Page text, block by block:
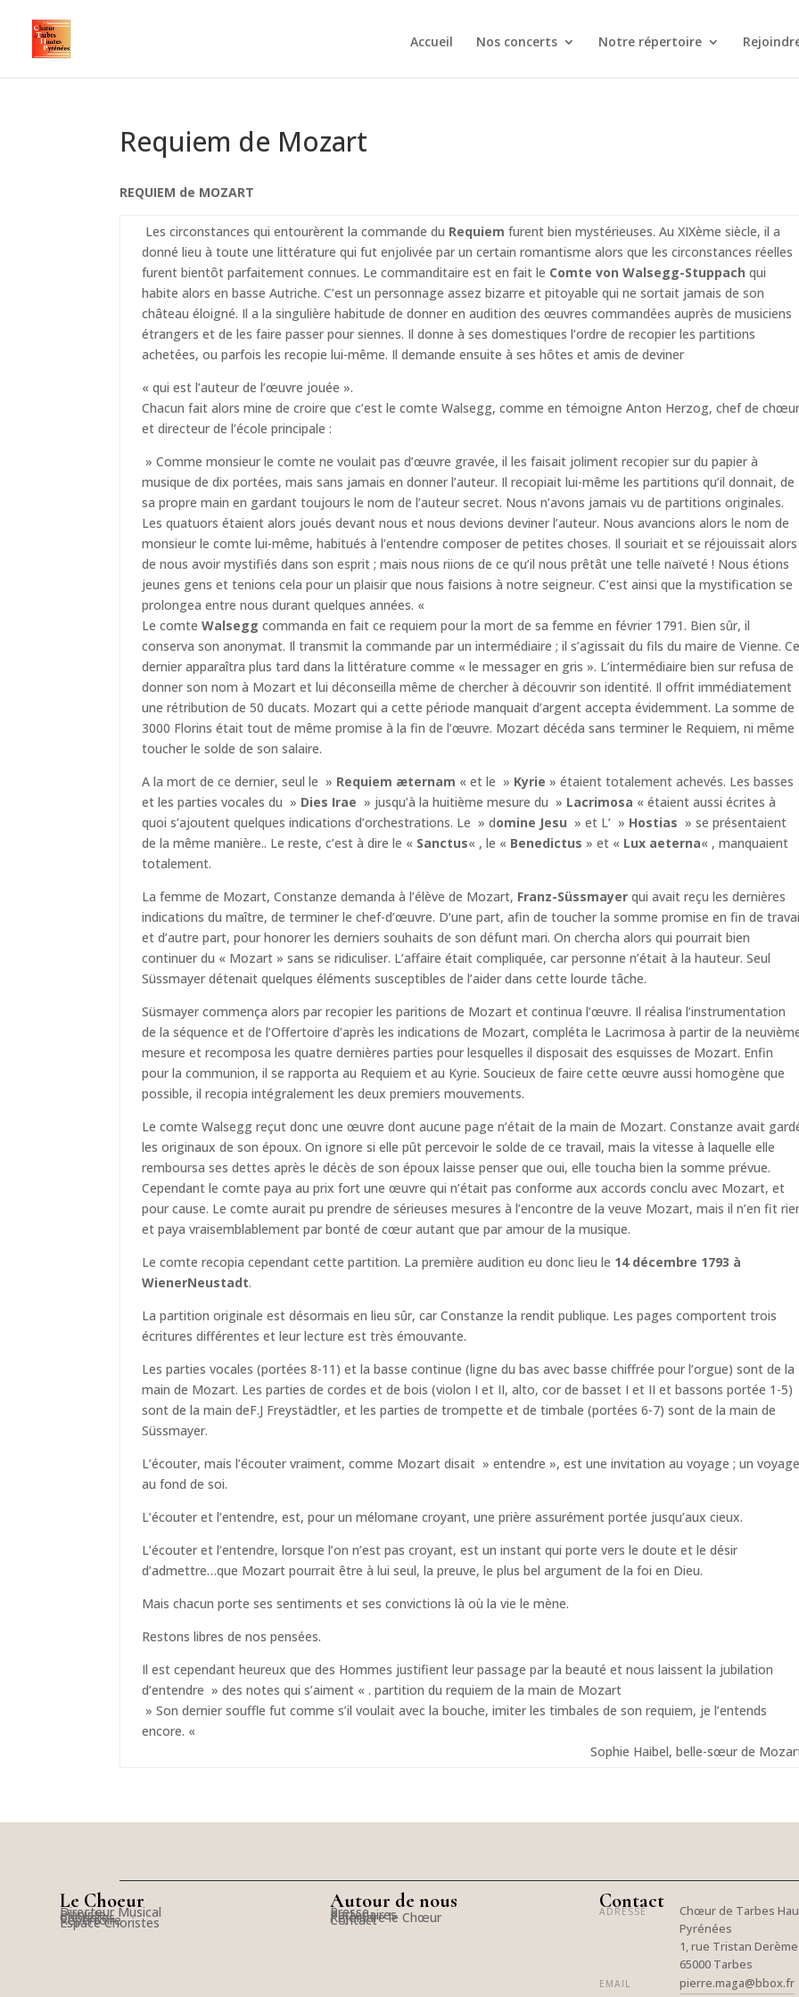
Accueil Nos concerts Notre répertoire
Requiem de Mozart
REQUIEM de MOZART
Les circonstances qui entourèrent la commande du Requiem furent bien mystérieuses. Au XIXème siècle, il a
donné lieu à toute une littérature qui fut enjolivée par un certain romantisme alors que les circonstances réelles
furent bientôt parfaitement connues. Le commanditaire est en fait le Comte von Walsegg-Stuppach qui
habite alors en basse Autriche. C’est un personnage assez bizarre et pitoyable qui ne sortait jamais de son
château éloigné. Il a la singulière habitude de donner en audition des œuvres commandées auprès de musiciens
étrangers et de les faire passer pour siennes. Il donne à ses domestiques l’ordre de recopier les partitions
achetées, ou parfois les recopie lui-même. Il demande ensuite à ses hôtes et amis de deviner
« qui est l’auteur de l’œuvre jouée ».
Chacun fait alors mine de croire que c’est le comte Walsegg, comme en témoigne Anton Herzog, chef de
et directeur de l’école principale :
» Comme monsieur le comte ne voulait pas d’œuvre gravée, il les faisait joliment recopier sur du papier à
musique de dix portées, mais sans jamais en donner l’auteur. Il recopiait lui-même les partitions qu’il donnait, de
sa propre main en gardant toujours le nom de l’auteur secret. Nous n’avons jamais vu de partitions originales.
Les quatuors étaient alors joués devant nous et nous devions deviner l’auteur. Nous avancions alors le nom de
monsieur le comte lui-même, habitués à l’entendre composer de petites choses. Il souriait et se réjouissait alors
de nous avoir mystifiés dans son esprit ; mais nous riions de ce qu’il nous prêtât une telle naïveté ! Nous étions
jeunes gens et tenions cela pour un plaisir que nous faisions à notre seigneur. C’est ainsi que la mystification se
prolongea entre nous durant quelques années. «
Le comteWalsegg commanda en fait ce requiem pour la mort de sa femme en février 1791. Bien sûr, il
conserva son anonymat. Il transmit la commande par un intermédiaire ; il s’agissait du fils du maire de Vienne.
dernier apparaîtra plus tard dans la littérature comme « le messager en gris ». L’intermédiaire bien sur refusa de
donner son nom à Mozart et lui déconseilla même de chercher à découvrir son identité. Il offrit immédiatement
une rétribution de 50 ducats. Mozart qui a cette période manquait d’argent accepta évidemment. La somme de
3000 Florins était tout de même promise à la fin de l’œuvre. Mozart décéda sans terminer le Requiem, ni même
toucher le solde de son salaire.
A la mort de ce dernier, seul le » Requiem æternam « et le » Kyrie » étaient totalement achevés. Les basses
et les parties vocales du » Dies Irae » jusqu’à la huitième mesure du » Lacrimosa « étaient aussi écrites à
quoi s’ajoutent quelques indications d’orchestrations. Le » domine Jesu » et L’ » Hostias » se présentaient
de la même manière.. Le reste, c’est à dire le « Sanctus« , le « Benedictus » et « Lux aeterna« , manquaient
totalement.
La femme de Mozart, Constanze demanda à l’élève de Mozart, Franz-Süssmayer qui avait reçu les dernières
indications du maître, de terminer le chef-d’œuvre. D’une part, afin de toucher la somme promise en fin de
et d’autre part, pour honorer les derniers souhaits de son défunt mari. On chercha alors qui pourrait bien
continuer du « Mozart » sans se ridiculiser. L’affaire était compliquée, car personne n’était à la hauteur. Seul
Süssmayer détenait quelques éléments susceptibles de l’aider dans cette lourde tâche.
Süsmayer commença alors par recopier les paritions de Mozart et continua l’œuvre. Il réalisa l’instrumentation
de la séquence et de l’Offertoire d’après les indications de Mozart, compléta le Lacrimosa à partir de la
mesure et recomposa les quatre dernières parties pour lesquelles il disposait des esquisses de Mozart. Enfin
pour la communion, il se rapporta au Requiem et au Kyrie. Soucieux de faire cette œuvre aussi homogène que
possible, il recopia intégralement les deux premiers mouvements.
Le comte Walsegg reçut donc une œuvre dont aucune page n’était de la main de Mozart. Constanze avait
les originaux de son époux. On ignore si elle pût percevoir le solde de ce travail, mais la vitesse à laquelle elle
remboursa ses dettes après le décès de son époux laisse penser que oui, elle toucha bien la somme prévue.
Cependant le comte paya au prix fort une œuvre qui n’était pas conforme aux accords conclu avec Mozart, et
pour cause. Le comte aurait pu prendre de sérieuses mesures à l’encontre de la veuve Mozart, mais il n’en fit
et paya vraisemblablement par bonté de cœur autant que par amour de la musique.
Le comte recopia cependant cette partition. La première audition eu donc lieu le 14 décembre 1793 à
WienerNeustadt.
La partition originale est désormais en lieu sûr, car Constanze la rendit publique. Les pages comportent trois
écritures différentes et leur lecture est très émouvante.
Les parties vocales (portées 8-11) et la basse continue (ligne du bas avec basse chiffrée pour l’orgue) sont de la
main de Mozart. Les parties de cordes et de bois (violon I et II, alto, cor de basset I et II et bassons portée 1-5)
sont de la main deF.J Freystädtler, et les parties de trompette et de timbale (portées 6-7) sont de la main de
Süssmayer.
L’écouter, mais l’écouter vraiment, comme Mozart disait » entendre », est une invitation au voyage ; un
au fond de soi.
L’écouter et l’entendre, est, pour un mélomane croyant, une prière assurément portée jusqu’aux cieux.
L’écouter et l’entendre, lorsque l’on n’est pas croyant, est un instant qui porte vers le doute et le désir
d’admettre…que Mozart pourrait être à lui seul, la preuve, le plus bel argument de la foi en Dieu.
Mais chacun porte ses sentiments et ses convictions là où la vie le mène.
Restons libres de nos pensées.
Il est cependant heureux que des Hommes justifient leur passage par la beauté et nous laissent la jubilation
d’entendre » des notes qui s’aiment « . partition du requiem de la main de Mozart
» Son dernier souffle fut comme s’il voulait avec la bouche, imiter les timbales de son requiem, je l’entends
encore. «
Sophie Haibel, belle-sœur de
Le Choeur
Directeur Musical
Pianiste
Choristes
Répertoire
Espace Choristes
Autour de nous
Presse
Partenaires
Rejoindre le Chœur
Contact
Contact
ADRESSE
Chœur de Tarbes
Pyrénées
1, rue Tristan Derème
65000 Tarbes
EMAIL
pierre.maga@bbox.fr